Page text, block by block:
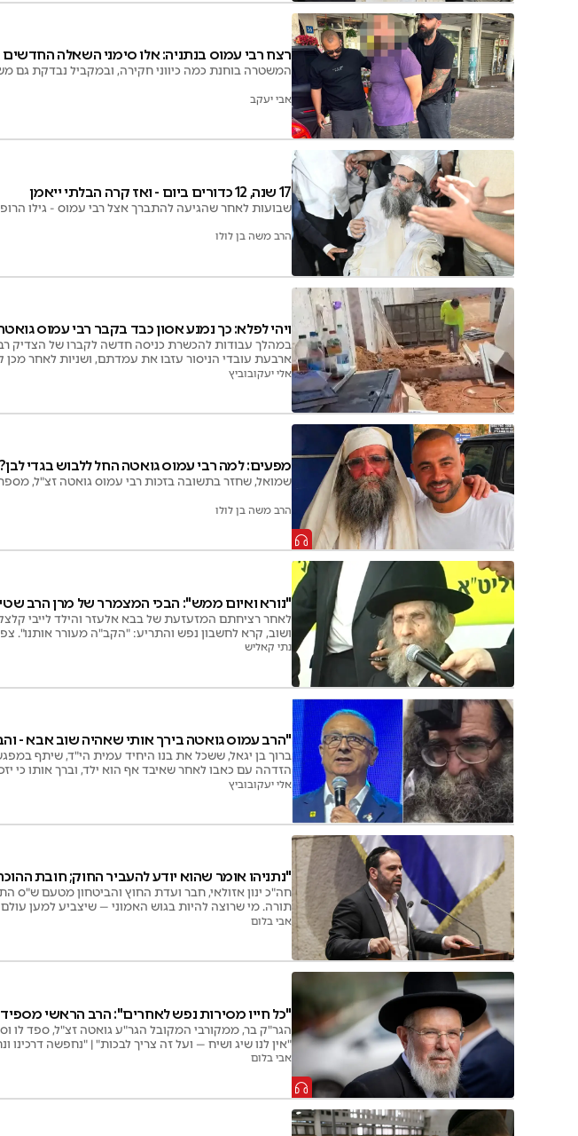
רצח רבי עמוס בנתניה: אלו סימני השאלה החדשים
המשטרה בוחנת כמה כיווני חקירה, ובמקביל נבדקת
אבי יעקב
17 שנה, 12 כדורים ביום - ואז קרה הבלתי ייאמן
שבועות לאחר שהגיעה להתברך אצל רבי עמוס - גילו
הרב משה בן לולו
ויהי לפלא: כך נמנע אסון כבד בקבר רבי עמוס
במהלך עבודות להכשרת כניסה חדשה לקברו של הצדיק
ארבעת עובדי הניסור עזבו את עמדתם, ושניות לאחר מכן
אלי יעקובוביץ
מפעים: למה רבי עמוס גואטה החל ללבוש בגדי לבן?
שמואל, שחזר בתשובה בזכות רבי עמוס גואטה זצ"ל,
הרב משה בן לולו
"נורא ואיום ממש": הבכי המצמרר של מרן הרב
לאחר רציחתם המזעזעת של בבא אלעזר והילד לייבי
ושוב, קרא לחשבון נפש והתריע: "הקב"ה מעורר אותנו".
נתי קאליש
"הרב עמוס גואטה בירך אותי שאהיה שוב אבא -
ברוך בן יגאל, ששכל את בנו היחיד עמית הי"ד, שיתף
הזדהה עם כאבו לאחר שאיבד אף הוא ילד, וברך אותו כי
אלי יעקובוביץ
"נתניהו אומר שהוא יודע להעביר החוק; חובת
חה"כ ינון אזולאי, חבר ועדת החוץ והביטחון מטעם ש"ס
תורה. מי שרוצה להיות בגוש האמוני — שיצביע למען עולם
אבי בלום
"כל חייו מסירות נפש לאחרים": הרב הראשי
הגר"ק בר, ממקורבי המקובל הגר"ע גואטה זצ"ל, ספד לו
"אין לנו שיג ושיח — ועל זה צריך לבכות" | "נחפשה דרכינו
אבי בלום